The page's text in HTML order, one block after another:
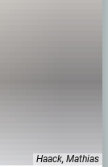
Haack, Mathias